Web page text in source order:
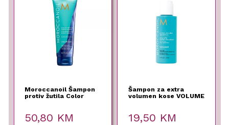
Moroccanoil Šampon
protiv žutila Color
50,80 KM
Šampon za extra
volumen kose VOLUME
19,50 KM